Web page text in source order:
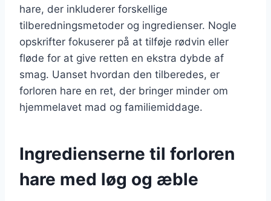
hare, der inkluderer forskellige
tilberedningsmetoder og ingredienser. Nogle
opskrifter fokuserer på at tilføje rødvin eller
fløde for at give retten en ekstra dybde af
smag. Uanset hvordan den tilberedes, er
forloren hare en ret, der bringer minder om
hjemmelavet mad og familiemiddage.
Ingredienserne til forloren
hare med løg og æble